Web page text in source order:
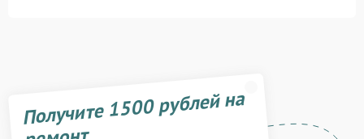
Получите 1500 рублей на